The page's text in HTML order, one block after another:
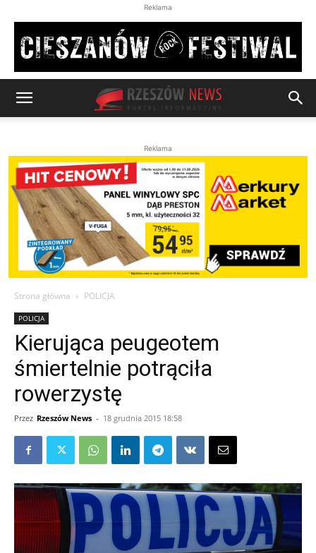
Reklama
Reklama
Strona główna POLICJA
POLICJA
Kierująca peugeotem
śmiertelnie potrąciła
rowerzystę
Przez Rzeszów News - 18 grudnia 2015 18:58